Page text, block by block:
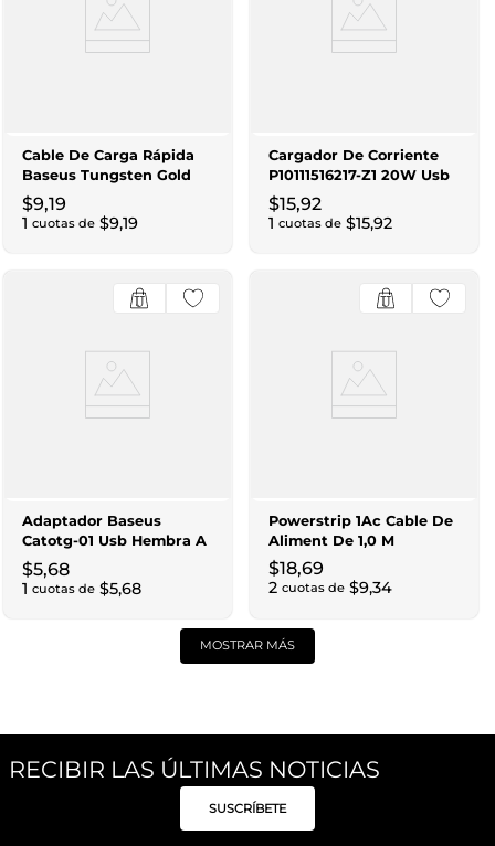
Cable De Carga Rápida
Baseus Tungsten Gold
Cawj000001 Usb A Type-
C 100W 1M Negro
$9,19
1 cuotas de $9,19
Cargador De Corriente
P10111516217-Z1 20W Usb
+ Tipo C Blanco
$15,92
1 cuotas de $15,92
Adaptador Baseus
Catotg-01 Usb Hembra A
Type-C Macho Negro
$5,68
1 cuotas de $5,68
Powerstrip 1Ac Cable De
Aliment De 1,0 M
$18,69
2 cuotas de $9,34
MOSTRAR MÁS
RECIBIR LAS ÚLTIMAS NOTICIAS
SUSCRÍBETE